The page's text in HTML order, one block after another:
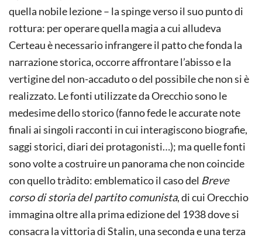
quella nobile lezione – la spinge verso il suo punto di
rottura: per operare quella magia a cui alludeva
Certeau è necessario infrangere il patto che fonda la
narrazione storica, occorre affrontare l’abisso e la
vertigine del non-accaduto o del possibile che non si è
realizzato. Le fonti utilizzate da Orecchio sono le
medesime dello storico (fanno fede le accurate note
finali ai singoli racconti in cui interagiscono biografie,
saggi storici, diari dei protagonisti…); ma quelle fonti
sono volte a costruire un panorama che non coincide
con quello tràdito: emblematico il caso del Breve
corso di storia del partito comunista, di cui Orecchio
immagina oltre alla prima edizione del 1938 dove si
consacra la vittoria di Stalin, una seconda e una terza